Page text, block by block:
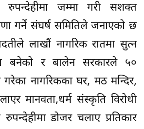
रुपन्देहीमा जम्मा गरी सशक्त
गर्ने संघर्ष समितिले जनाएको छ
लाखौं नागरिक रातमा सुत्न
र बालेन सरकारले ५०
गरेका नागरिकका घर, मठ मन्दिर,
मानवता,धर्म संस्कृति विरोधी
डोजर चलाए प्रतिकार